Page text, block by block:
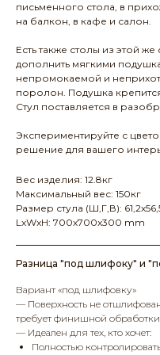
письменного стола, в
на балкон, в кафе и салон.
Есть также столы из этой
дополнить мягкими
непромокаемой и
поролон. Подушка крепится
Стул поставляется в
Экспериментируйте с
решение для вашего
Вес изделия: 12.8кг
Максимальный вес: 150кг
Размер стула (Ш,Г,В):
LxWxH: 700x700x300 mm
Разница "под шлифоку" и
Вариант «под шлифовку»
— Поверхность не
требует финишной
— Идеален для тех, кто хочет:
Полностью